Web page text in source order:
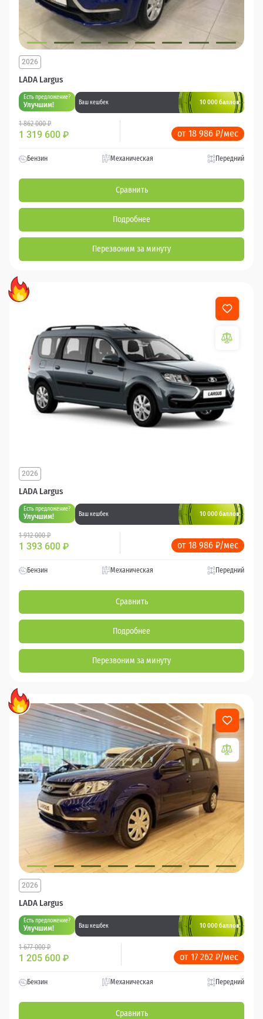
LADA Largus
2026
Есть предложение?
Улучшим! Ваш кешбек 10 000 баллов
1 862 000 ₽
1 319 600 ₽ от 18 986 ₽/мес
Бензин Механическая Передний
Сравнить
Подробнее
Перезвоним за минуту
LADA Largus
2026
Есть предложение?
Улучшим! Ваш кешбек 10 000 баллов
1 912 000 ₽
1 393 600 ₽ от 18 986 ₽/мес
Бензин Механическая Передний
Сравнить
Подробнее
Перезвоним за минуту
LADA Largus
2026
Есть предложение?
Улучшим! Ваш кешбек 10 000 баллов
1 677 000 ₽
1 205 600 ₽ от 17 262 ₽/мес
Бензин Механическая Передний
Сравнить